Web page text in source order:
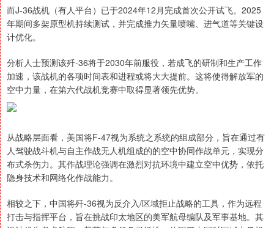
而J-36战机（有人平台）已于2024年12月完成首次公开试飞。2025
年期间多架原型机持续测试，并完成推力矢量喷嘴、进气道等关键设
计优化。
分析人士预测该歼-36将于2030年前服役，若成飞的研制和生产工作
加速，该战机的各项时间表和进程或将大大提前。这将使得解放军的
空中力量，在第六代战机竞赛中取得显著领先优势。
从战略层面看，美国将F-47视为系统之系统的组成部分，旨在通过有
人驾驶战斗机与自主作战无人机组成的的空中协同作战单元，实现分
布式杀伤力。其作战理论强调在激烈对抗环境中建立空中优势，依托
隐身技术和网络化作战能力。
相较之下，中国将歼-36视为反介入/区域拒止战略的工具，作为远程
打击与指挥平台，旨在挑战印太地区的美军航母编队及军事基地。其